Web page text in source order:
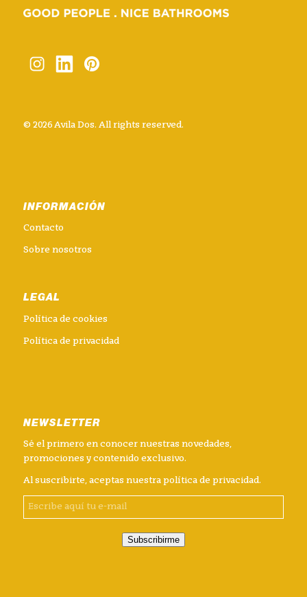
© 2026 Avila Dos. All rights reserved.
INFORMACIÓN
Contacto
Sobre nosotros
LEGAL
Política de cookies
Política de privacidad
NEWSLETTER
Sé el primero en conocer nuestras novedades,
promociones y contenido exclusivo.
Al suscribirte, aceptas nuestra política de privacidad.
Subscribirme